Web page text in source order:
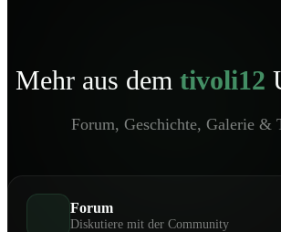
Mehr aus dem tivoli12
Forum, Geschichte, Galerie &
Forum
Diskutiere mit der Community